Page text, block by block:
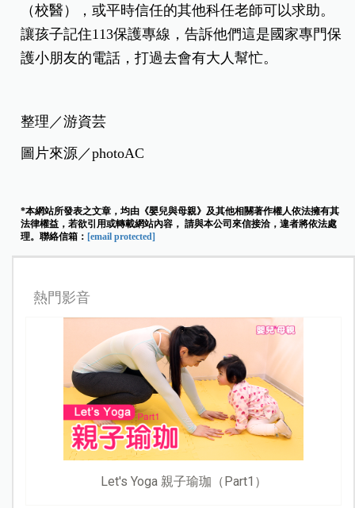
（校醫），或平時信任的其他科任老師可以求助。
讓孩子記住113保護專線，告訴他們這是國家專門保
護小朋友的電話，打過去會有大人幫忙。
整理／游資芸
圖片來源／photoAC
*本網站所發表之文章，均由《嬰兒與母親》及其他相關著作權人依法擁有其
法律權益，若欲引用或轉載網站內容， 請與本公司來信接洽，違者將依法處
理。聯絡信箱： [email protected]
熱門影音
Let's Yoga 親子瑜珈（Part1）